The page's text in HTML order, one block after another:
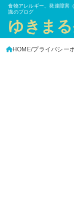
食物アレルギー、発達障害
識のブログ
ゆきま
HOME プライバシー